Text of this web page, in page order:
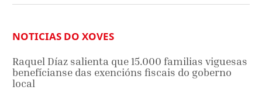
NOTICIAS DO XOVES
Raquel Díaz salienta que 15.000 familias viguesas
benefícianse das exencións fiscais do goberno
local